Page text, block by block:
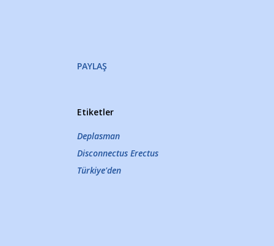
PAYLAŞ
Etiketler
Deplasman
Disconnectus Erectus
Türkiye'den